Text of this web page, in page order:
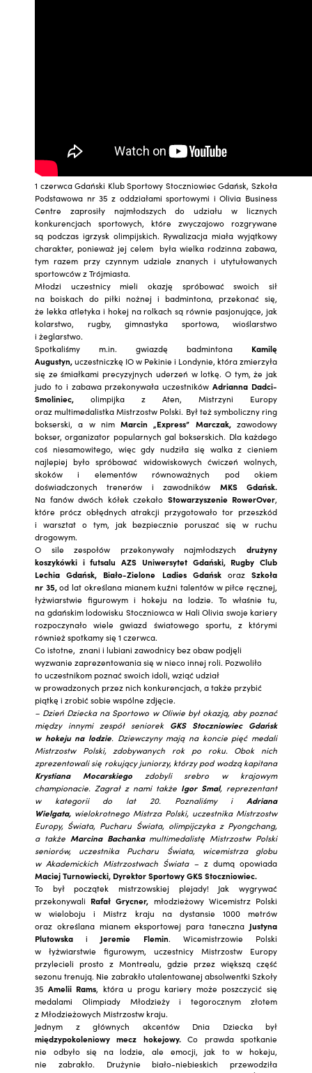
1 czerwca Gdański Klub Sportowy Stoczniowiec Gdańsk, Szkoła
Podstawowa nr 35 z oddziałami sportowymi i Olivia Business
Centre zaprosiły najmłodszych do udziału w licznych
konkurencjach sportowych, które zwyczajowo rozgrywane
są podczas igrzysk olimpijskich. Rywalizacja miała wyjątkowy
charakter, ponieważ jej celem była wielka rodzinna zabawa,
tym razem przy czynnym udziale znanych i utytułowanych
sportowców z Trójmiasta.
Młodzi uczestnicy mieli okazję spróbować swoich sił
na boiskach do piłki nożnej i badmintona, przekonać się,
że lekka atletyka i hokej na rolkach są równie pasjonujące, jak
kolarstwo, rugby, gimnastyka sportowa, wioślarstwo
i żeglarstwo.
Spotkaliśmy m.in. gwiazdę badmintona Kamilę
Augustyn,uczestniczkę IO w Pekinie i Londynie, która zmierzyła
się ze śmiałkami precyzyjnych uderzeń w lotkę. O tym, że jak
judo to i zabawa przekonywała uczestnikówAdrianna Dadci-
Smoliniec, olimpijka z Aten, Mistrzyni Europy
oraz multimedalistka Mistrzostw Polski. Był też symboliczny ring
bokserski, a w nimMarcin „Express” Marczak,zawodowy
bokser, organizator popularnych gal bokserskich. Dla każdego
coś niesamowitego, więc gdy nudziła się walka z cieniem
najlepiej było spróbować widowiskowych ćwiczeń wolnych,
skoków i elementów równoważnych pod okiem
doświadczonych trenerów i zawodników MKS Gdańsk.
Na fanów dwóch kółek czekało Stowarzyszenie RowerOver,
które prócz obłędnych atrakcji przygotowało tor przeszkód
i warsztat o tym, jak bezpiecznie poruszać się w ruchu
drogowym.
O sile zespołów przekonywały najmłodszych drużyny
koszykówki i futsalu AZS Uniwersytet Gdański, Rugby Club
Lechia Gdańsk, Biało-Zielone Ladies GdańskorazSzkoła
nr 35,od lat określana mianem kuźni talentów w piłce ręcznej,
łyżwiarstwie figurowym i hokeju na lodzie. To właśnie tu,
na gdańskim lodowisku Stoczniowca w Hali Olivia swoje kariery
rozpoczynało wiele gwiazd światowego sportu, z którymi
również spotkamy się 1 czerwca.
Co istotne, znani i lubiani zawodnicy bez obaw podjęli
wyzwanie zaprezentowania się w nieco innej roli. Pozwoliło
to uczestnikom poznać swoich idoli, wziąć udział
w prowadzonych przez nich konkurencjach, a także przybić
piątkę i zrobić sobie wspólne zdjęcie.
– Dzień Dziecka na Sportowo w Oliwie był okazją, aby poznać
między innymi zespół seniorek GKS Stoczniowiec Gdańsk
w hokeju na lodzie. Dziewczyny mają na koncie pięć medali
Mistrzostw Polski, zdobywanych rok po roku. Obok nich
zprezentowali się rokujący juniorzy, którzy pod wodzą kapitana
Krystiana Mocarskiegozdobyli srebro w krajowym
championacie. Zagrał z nami także Igor Smal, reprezentant
w kategorii do lat 20. Poznaliśmy i Adriana
Wielgata, wielokrotnego Mistrza Polski, uczestnika Mistrzostw
Europy, Świata, Pucharu Świata, olimpijczyka z Pyongchang,
a także Marcina Bachankamultimedalistę Mistrzostw Polski
seniorów, uczestnika Pucharu Świata, wicemistrza globu
w Akademickich Mistrzostwach Świata– z dumą opowiada
Maciej Turnowiecki, Dyrektor Sportowy GKS Stoczniowiec.
To był początek mistrzowskiej plejady! Jak wygrywać
przekonywali Rafał Grycner, młodzieżowy Wicemistrz Polski
w wieloboju i Mistrz kraju na dystansie 1000 metrów
oraz określana mianem eksportowej para taneczna Justyna
Plutowska i Jeremie Flemin. Wicemistrzowie Polski
w łyżwiarstwie figurowym, uczestnicy Mistrzostw Europy
przylecieli prosto z Montrealu, gdzie przez większą część
sezonu trenują. Nie zabrakło utalentowanej absolwentki Szkoły
35 Amelii Rams, która u progu kariery może poszczycić się
medalami Olimpiady Młodzieży i tegorocznym złotem
z Młodzieżowych Mistrzostw kraju.
Jednym z głównych akcentów Dnia Dziecka był
międzypokoleniowy mecz hokejowy.Co prawda spotkanie
nie odbyło się na lodzie, ale emocji, jak to w hokeju,
nie zabrakło. Drużynie biało-niebieskich przewodziła